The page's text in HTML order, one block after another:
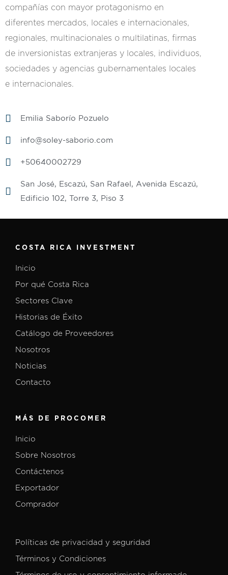
compañías con mayor protagonismo en
diferentes mercados, locales e internacionales,
regionales, multinacionales o multilatinas, firmas
de inversionistas extranjeras y locales, individuos,
sociedades y agencias gubernamentales locales
e internacionales.
Emilia Saborío Pozuelo
info@soley-saborio.com
+50640002729
San José, Escazú, San Rafael, Avenida Escazú,
Edificio 102, Torre 3, Piso 3
COSTA RICA INVESTMENT
Inicio
Por qué Costa Rica
Sectores Clave
Historias de Éxito
Catálogo de Proveedores
Nosotros
Noticias
Contacto
MÁS DE PROCOMER
Inicio
Sobre Nosotros
Contáctenos
Exportador
Comprador
Políticas de privacidad y seguridad
Términos y Condiciones